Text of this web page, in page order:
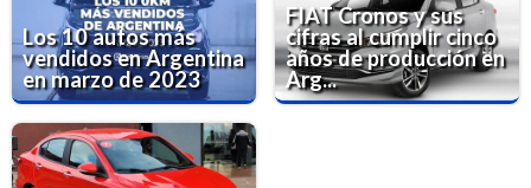
Los 10 autos más
vendidos en Argentina
en marzo de 2023
FIAT Cronos y sus
cifras al cumplir cinco
años de producción en
Arg...